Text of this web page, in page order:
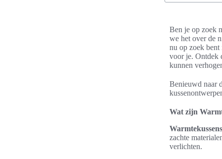
Ben je op zoek
we het over de
nu op zoek
voor je. Ontdek
kunnen
Benieuwd naar
Wat zijn
Warmtekussens
zachte
verlichten.